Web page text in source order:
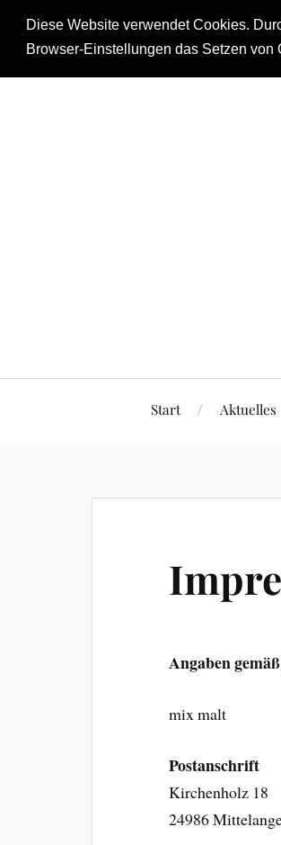
Diese Website verwendet Cookies.
Browser-Einstellungen das Setzen von
Start Aktuelles
Angaben
mix malt
Postanschrift
Kirchenholz 18
24986